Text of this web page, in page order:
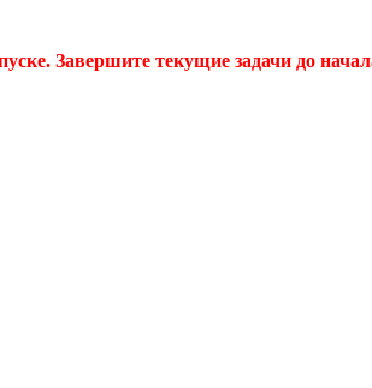
Завершите текущие задачи до